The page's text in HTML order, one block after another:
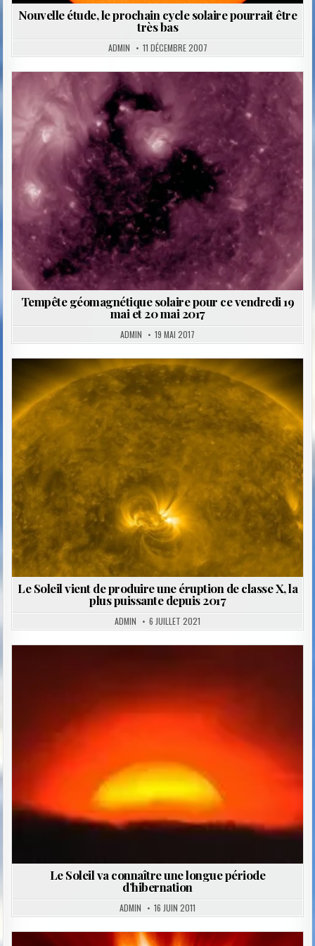
Nouvelle étude, le prochain cycle solaire pourrait être
très bas
ADMIN 11 DÉCEMBRE 2007
Posted
Tempête géomagnétique solaire pour ce vendredi 19
mai et 20 mai 2017
ADMIN 19 MAI 2017
Posted
in
Le Soleil vient de produire une éruption de classe X, la
plus puissante depuis 2017
ADMIN 6 JUILLET 2021
Le Soleil va connaître une longue période
d’hibernation
ADMIN 16 JUIN 2011